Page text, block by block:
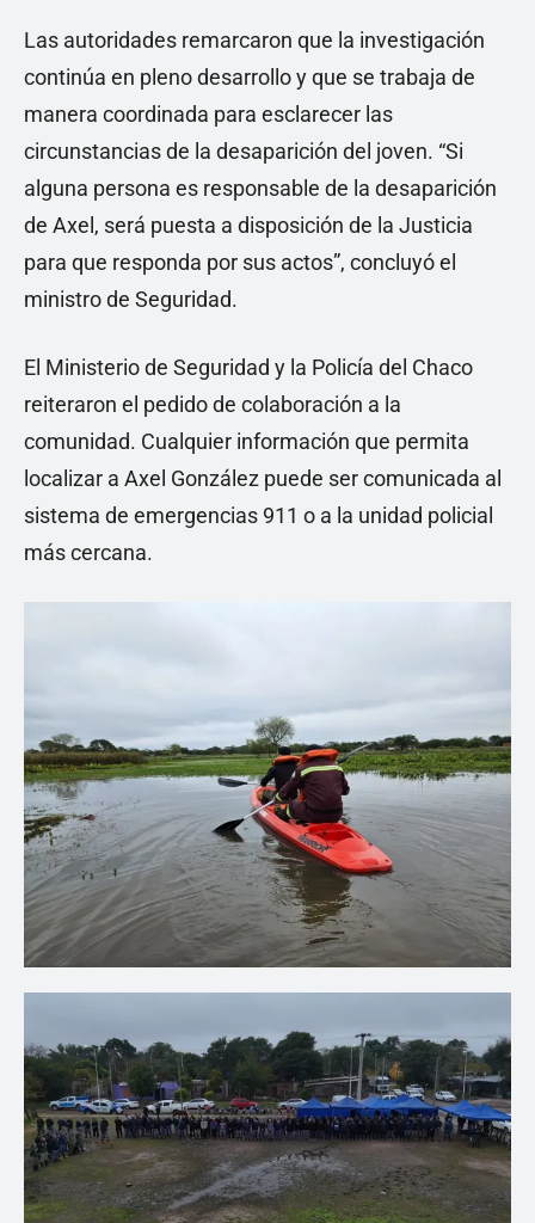
Las autoridades remarcaron que la investigación
continúa en pleno desarrollo y que se trabaja de
manera coordinada para esclarecer las
circunstancias de la desaparición del joven. “Si
alguna persona es responsable de la desaparición
de Axel, será puesta a disposición de la Justicia
para que responda por sus actos”, concluyó el
ministro de Seguridad.
El Ministerio de Seguridad y la Policía del Chaco
reiteraron el pedido de colaboración a la
comunidad. Cualquier información que permita
localizar a Axel González puede ser comunicada al
sistema de emergencias 911 o a la unidad policial
más cercana.